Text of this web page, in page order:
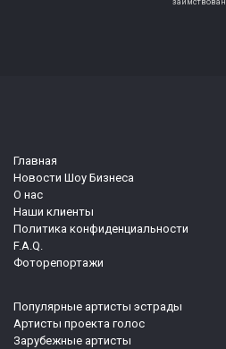
Главная
Новости Шоу Бизнеса
О нас
Наши клиенты
Политика конфиденциальности
F.A.Q.
Фоторепортажи
Популярные артисты эстрады
Артисты проекта голос
Зарубежные артисты